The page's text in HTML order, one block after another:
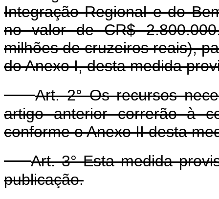
Integração Regional e do
no valor de CR$
milhões de cruzeiros reais),
do Anexo I, desta medida
Art. 2° Os recursos
artigo anterior correrão à
conforme o Anexo II desta
Art. 3° Esta medida
publicação.